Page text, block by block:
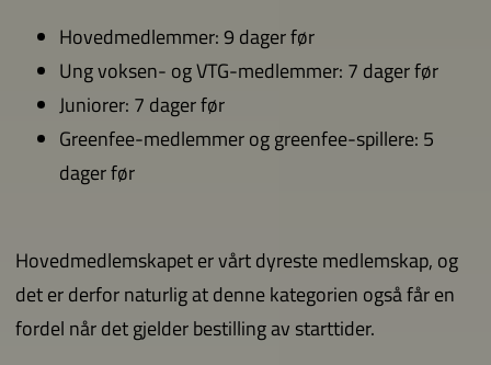
Hovedmedlemmer: 9 dager før
Ung voksen- og VTG-medlemmer: 7 dager før
Juniorer: 7 dager før
Greenfee-medlemmer og greenfee-spillere: 5
dager før
Hovedmedlemskapet er vårt dyreste medlemskap, og
det er derfor naturlig at denne kategorien også får en
fordel når det gjelder bestilling av starttider.